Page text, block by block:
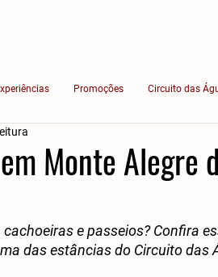
Promoções Circuito das
Monte Alegre
e passeios? Confira
das estâncias do Circuito das